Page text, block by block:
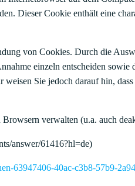
Dieser Cookie enthält eine
von Cookies. Durch die
einzeln entscheiden
Sie jedoch darauf hin,
verwalten (u.a. auch
answer/61416?hl=de)
63947406-40ac-c3b8-57b9-